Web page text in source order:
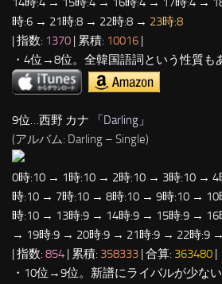
時:6 → 21時:8 → 22時:8 → 23時:8
| 指数: 1370 | 累積: 10016 |
・4位→8位。全韓国語詞という性質も
9位…西野 カナ 「Darling 」
(アルバム: Darling – Single)
0時:10 → 1時:10 → 2時:10 → 3時:10 →
時:10 → 7時:10 → 8時:10 → 9時:10 →
時:10 → 13時:9 → 14時:9 → 15時:9 →
→ 19時:9 → 20時:9 → 21時:9 → 22時:9 →
| 指数: 854 | 累積: 358333 | 合算: 363480 |
・10位→9位。新譜にライバルが少な